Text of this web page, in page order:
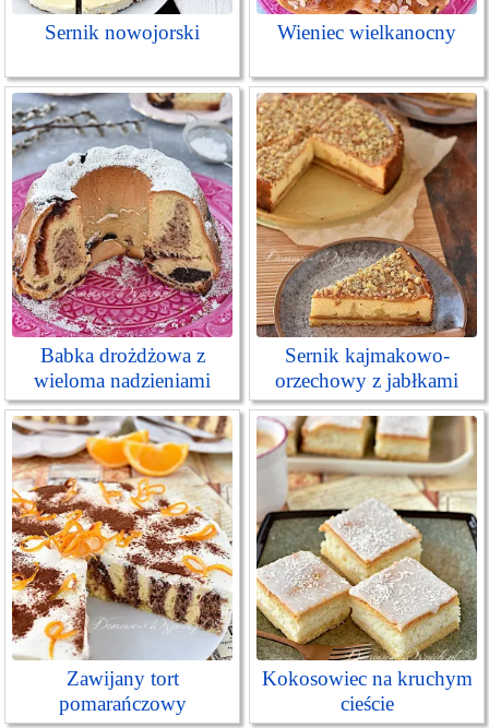
Sernik nowojorski Wieniec wielkanocny
Babka drożdżowa z
wieloma nadzieniami
Sernik kajmakowo-
orzechowy z jabłkami
Zawijany tort
pomarańczowy
Kokosowiec na kruchym
cieście